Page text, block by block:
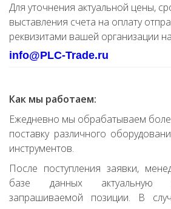
Для уточнения актуальной цены,
выставления счета на оплату
реквизитами вашей организации
info@PLC-Trade.ru
Как мы работаем:
Ежедневно мы обрабатываем
поставку различного
инструментов.
После поступления заявки,
базе данных актуальную
запрашиваемой позиции. В